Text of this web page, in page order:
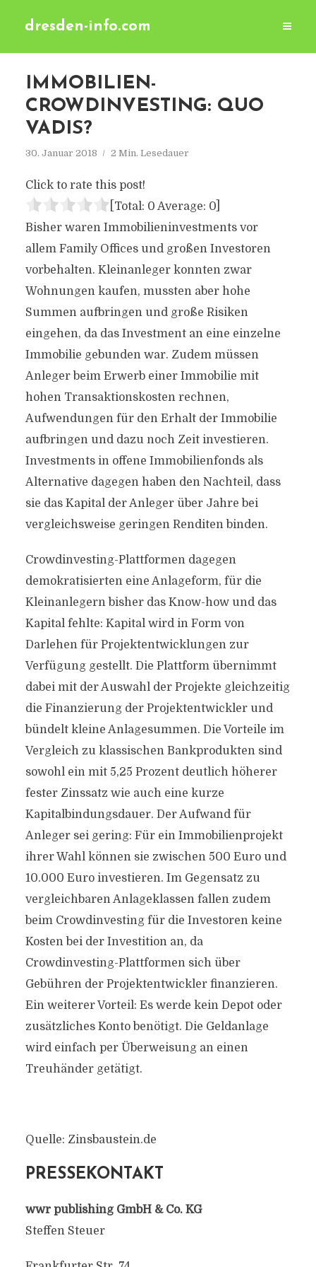
dresden-info.com
IMMOBILIEN-
CROWDINVESTING: QUO
VADIS?
30. Januar 2018 2 Min. Lesedauer
Click to rate this post!
[Total: 0 Average: 0]
Bisher waren Immobilieninvestments vor
allem Family Offices und großen Investoren
vorbehalten. Kleinanleger konnten zwar
Wohnungen kaufen, mussten aber hohe
Summen aufbringen und große Risiken
eingehen, da das Investment an eine einzelne
Immobilie gebunden war. Zudem müssen
Anleger beim Erwerb einer Immobilie mit
hohen Transaktionskosten rechnen,
Aufwendungen für den Erhalt der Immobilie
aufbringen und dazu noch Zeit investieren.
Investments in offene Immobilienfonds als
Alternative dagegen haben den Nachteil, dass
sie das Kapital der Anleger über Jahre bei
vergleichsweise geringen Renditen binden.
Crowdinvesting-Plattformen dagegen
demokratisierten eine Anlageform, für die
Kleinanlegern bisher das Know-how und das
Kapital fehlte: Kapital wird in Form von
Darlehen für Projektentwicklungen zur
Verfügung gestellt. Die Plattform übernimmt
dabei mit der Auswahl der Projekte gleichzeitig
die Finanzierung der Projektentwickler und
bündelt kleine Anlagesummen. Die Vorteile im
Vergleich zu klassischen Bankprodukten sind
sowohl ein mit 5,25 Prozent deutlich höherer
fester Zinssatz wie auch eine kurze
Kapitalbindungsdauer. Der Aufwand für
Anleger sei gering: Für ein Immobilienprojekt
ihrer Wahl können sie zwischen 500 Euro und
10.000 Euro investieren. Im Gegensatz zu
vergleichbaren Anlageklassen fallen zudem
beim Crowdinvesting für die Investoren keine
Kosten bei der Investition an, da
Crowdinvesting-Plattformen sich über
Gebühren der Projektentwickler finanzieren.
Ein weiterer Vorteil: Es werde kein Depot oder
zusätzliches Konto benötigt. Die Geldanlage
wird einfach per Überweisung an einen
Treuhänder getätigt.
Quelle: Zinsbaustein.de
PRESSEKONTAKT
wwr publishing GmbH & Co. KG
Steffen Steuer